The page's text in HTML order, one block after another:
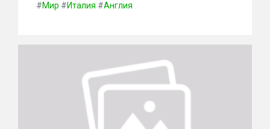
#Мир #Италия #Англия